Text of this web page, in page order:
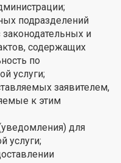
подразделений
и
содержащих
по
услуги;
заявителем,
к этим
для
услуги;